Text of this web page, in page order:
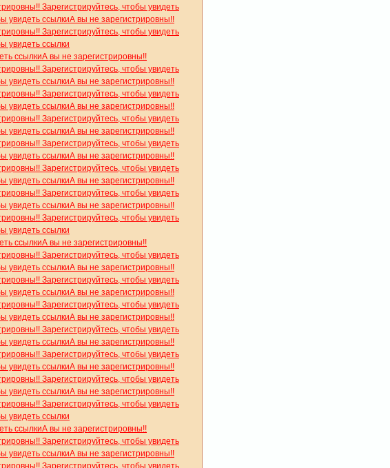
Зарегистрируйтесь, чтобы увидеть
увидеть ссылкиА вы не зарегистрировны!!
Зарегистрируйтесь, чтобы увидеть
увидеть ссылки
ссылкиА вы не зарегистрировны!!
Зарегистрируйтесь, чтобы увидеть
увидеть ссылкиА вы не зарегистрировны!!
Зарегистрируйтесь, чтобы увидеть
увидеть ссылкиА вы не зарегистрировны!!
Зарегистрируйтесь, чтобы увидеть
увидеть ссылкиА вы не зарегистрировны!!
Зарегистрируйтесь, чтобы увидеть
увидеть ссылкиА вы не зарегистрировны!!
Зарегистрируйтесь, чтобы увидеть
увидеть ссылкиА вы не зарегистрировны!!
Зарегистрируйтесь, чтобы увидеть
увидеть ссылкиА вы не зарегистрировны!!
Зарегистрируйтесь, чтобы увидеть
увидеть ссылки
ссылкиА вы не зарегистрировны!!
Зарегистрируйтесь, чтобы увидеть
увидеть ссылкиА вы не зарегистрировны!!
Зарегистрируйтесь, чтобы увидеть
увидеть ссылкиА вы не зарегистрировны!!
Зарегистрируйтесь, чтобы увидеть
увидеть ссылкиА вы не зарегистрировны!!
Зарегистрируйтесь, чтобы увидеть
увидеть ссылкиА вы не зарегистрировны!!
Зарегистрируйтесь, чтобы увидеть
увидеть ссылкиА вы не зарегистрировны!!
Зарегистрируйтесь, чтобы увидеть
увидеть ссылкиА вы не зарегистрировны!!
Зарегистрируйтесь, чтобы увидеть
увидеть ссылки
ссылкиА вы не зарегистрировны!!
Зарегистрируйтесь, чтобы увидеть
увидеть ссылкиА вы не зарегистрировны!!
Зарегистрируйтесь, чтобы увидеть